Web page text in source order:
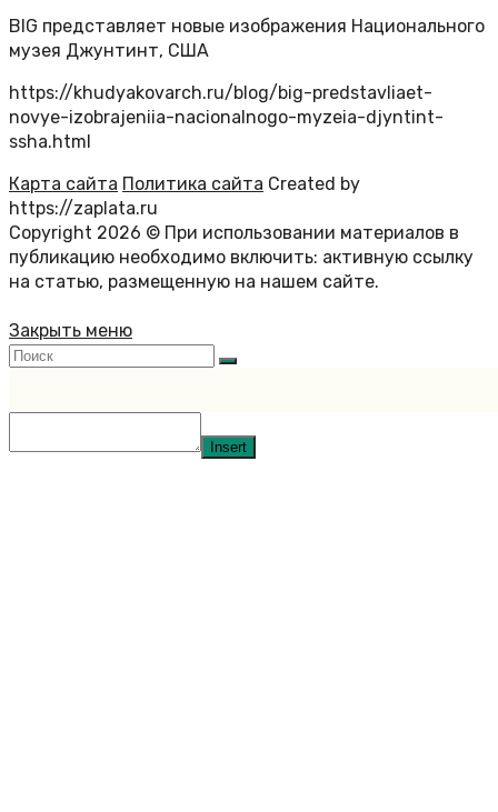
BIG представляет новые изображения Национального
музея Джунтинт, США
https://khudyakovarch.ru/blog/big-predstavliaet-
novye-izobrajeniia-nacionalnogo-myzeia-djyntint-
ssha.html
Карта сайта Политика сайта Created by
https://zaplata.ru
Copyright 2026 © При использовании материалов в
публикацию необходимо включить: активную ссылку
на статью, размещенную на нашем сайте.
Закрыть меню
Insert